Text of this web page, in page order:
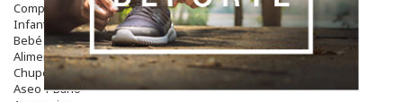
Complementos
Infantil
Bebé
Alimentación Y Complementos
Chupetes Y Mordedores
Aseo Y Baño